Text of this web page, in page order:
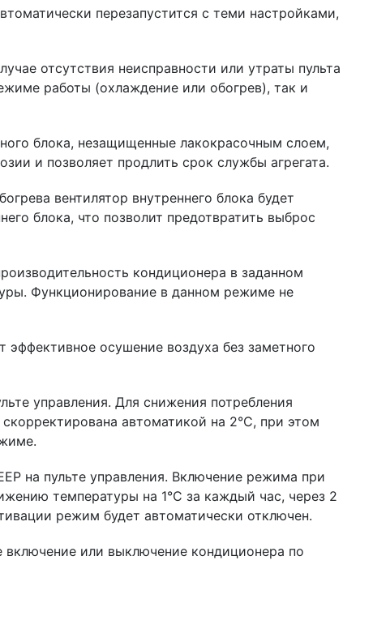
перезапустится с теми настройками,
отсутствия неисправности или утраты пульта
работы (охлаждение или обогрев), так и
блока, незащищенные лакокрасочным слоем,
и позволяет продлить срок службы агрегата.
вентилятор внутреннего блока будет
блока, что позволит предотвратить выброс
кондиционера в заданном
Функционирование в данном режиме не
осушение воздуха без заметного
управления. Для снижения потребления
автоматикой на 2°C, при этом
на пульте управления. Включение режима при
температуры на 1°С за каждый час, через 2
режим будет автоматически отключен.
или выключение кондиционера по